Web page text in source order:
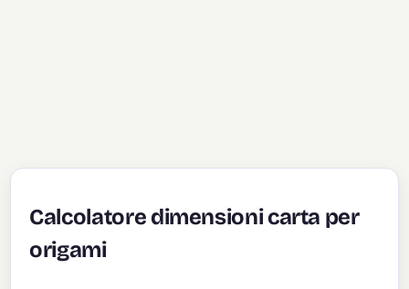
Calcolatore dimensioni carta per
origami